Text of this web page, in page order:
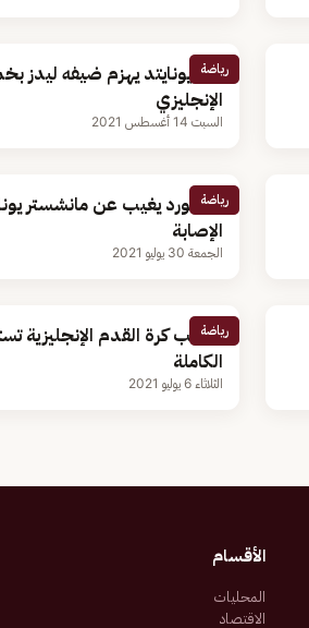
رياضة
مان يونايتد يهزم ضيفه ليدز
الإنجليزي
السبت 14 أغسطس 2021
رياضة
الإصابة
الجمعة 30 يوليو 2021
رياضة
ملاعب كرة القدم الإنجليزية
الكاملة
الثلاثاء 6 يوليو 2021
الأقسام
المحليات
الاقتصاد